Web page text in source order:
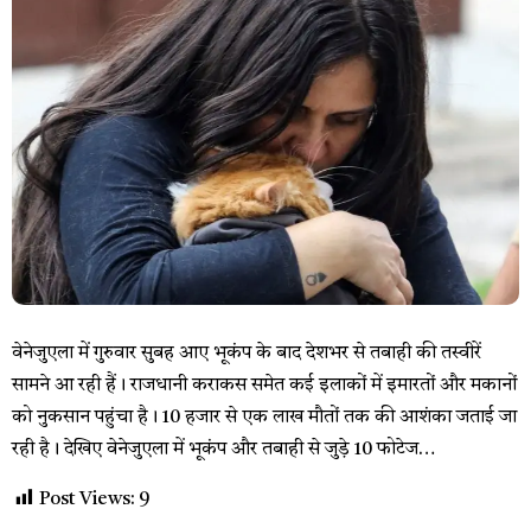
वेनेजुएला में गुरुवार सुबह आए भूकंप के बाद देशभर से तबाही की तस्वीरें
सामने आ रही हैं। राजधानी कराकस समेत कई इलाकों में इमारतों और मकानों
को नुकसान पहुंचा है। 10 हजार से एक लाख मौतों तक की आशंका जताई जा
रही है। देखिए वेनेजुएला में भूकंप और तबाही से जुड़े 10 फोटेज…
Post Views: 9